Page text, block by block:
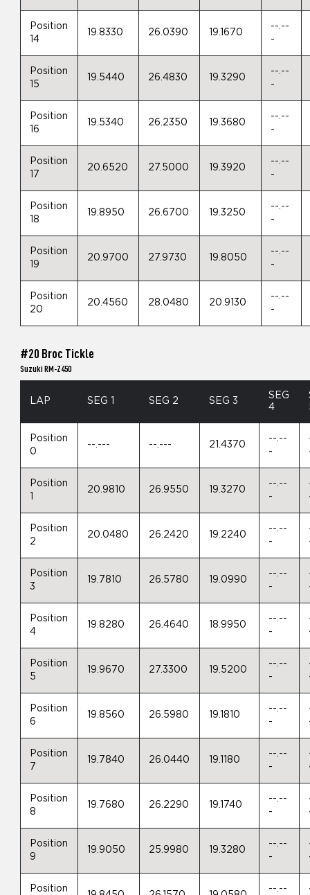
Position
14
19.8330 26.0390 19.1670
--.--
-
Position
15
19.5440 26.4830 19.3290
--.--
-
Position
16
19.5340 26.2350 19.3680
--.--
-
Position
17
20.6520 27.5000 19.3920
--.--
-
Position
18
19.8950 26.6700 19.3250
--.--
-
Position
19
20.9700 27.9730 19.8050
--.--
-
Position
20
20.4560 28.0480 20.9130
--.--
-
#20 Broc Tickle
Suzuki RM-Z450
LAP SEG 1 SEG 2 SEG 3
SEG
4
Position
0
--.--- --.--- 21.4370
--.--
-
Position
20.9810 26.9550 19.3270
--.--
-
Position
2
20.0480 26.2420 19.2240
--.--
-
Position
3
19.7810 26.5780 19.0990
--.--
-
Position
4
19.8280 26.4640 18.9950
--.--
-
Position
5
19.9670 27.3300 19.5200
--.--
-
Position
6
19.8560 26.5980 19.1810
--.--
-
Position
7
19.7840 26.0440 19.1180
--.--
-
Position
8
19.7680 26.2290 19.1740
--.--
-
Position
9
19.9050 25.9980 19.3280
--.--
-
Position --.--